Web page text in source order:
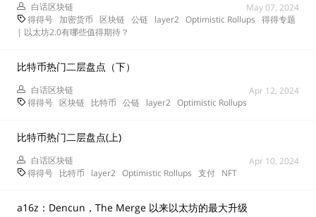
白话区块链
May 07, 2024
得得号 加密货币 区块链 公链 layer2 Optimistic Rollups 得得专题
| 以太坊2.0有哪些值得期待？
比特币热门二层盘点（下）
白话区块链
Apr 12, 2024
得得号 区块链 比特币 公链 layer2 Optimistic Rollups
比特币热门二层盘点(上)
白话区块链
Apr 10, 2024
得得号 比特币 layer2 Optimistic Rollups 支付 NFT
a16z：Dencun，The Merge 以来以太坊的最大升级